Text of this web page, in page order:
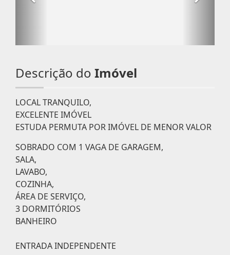
Descrição do Imóvel
LOCAL TRANQUILO,
EXCELENTE IMÓVEL
ESTUDA PERMUTA POR IMÓVEL DE MENOR VALOR
SOBRADO COM 1 VAGA DE GARAGEM,
SALA,
LAVABO,
COZINHA,
ÁREA DE SERVIÇO,
3 DORMITÓRIOS
BANHEIRO
ENTRADA INDEPENDENTE